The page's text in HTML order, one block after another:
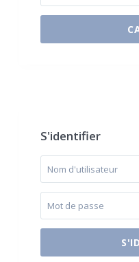
$500 / month
S'identifier